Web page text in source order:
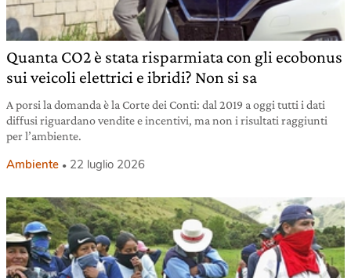
Quanta CO2 è stata risparmiata con gli ecobonus
sui veicoli elettrici e ibridi? Non si sa
A porsi la domanda è la Corte dei Conti: dal 2019 a oggi tutti i dati
diffusi riguardano vendite e incentivi, ma non i risultati raggiunti
per l’ambiente.
Ambiente 22 luglio 2026